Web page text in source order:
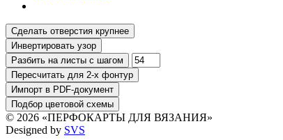
© 2026 «ПЕРФОКАРТЫ ДЛЯ ВЯЗАНИЯ»
Designed by SVS